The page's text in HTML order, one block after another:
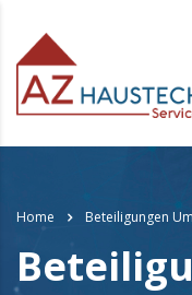
Home Beteiligungen